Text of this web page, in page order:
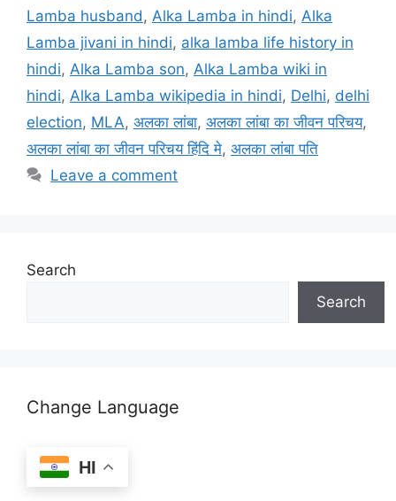
Lamba husband, Alka Lamba in hindi, Alka
Lamba jivani in hindi, alka lamba life history in
hindi, Alka Lamba son, Alka Lamba wiki in
hindi, Alka Lamba wikipedia in hindi, Delhi, delhi
election, MLA, अलका लांबा, अलका लांबा का जीवन परिचय,
अलका लांबा का जीवन परिचय हिंदि मे, अलका लांबा पति
Leave a comment
Search
Search
Change Language
HI